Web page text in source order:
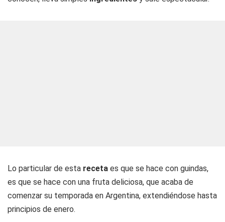
Lo particular de esta receta es que se hace con guindas,
es que se hace con una fruta deliciosa, que acaba de
comenzar su temporada en Argentina, extendiéndose hasta
principios de enero.